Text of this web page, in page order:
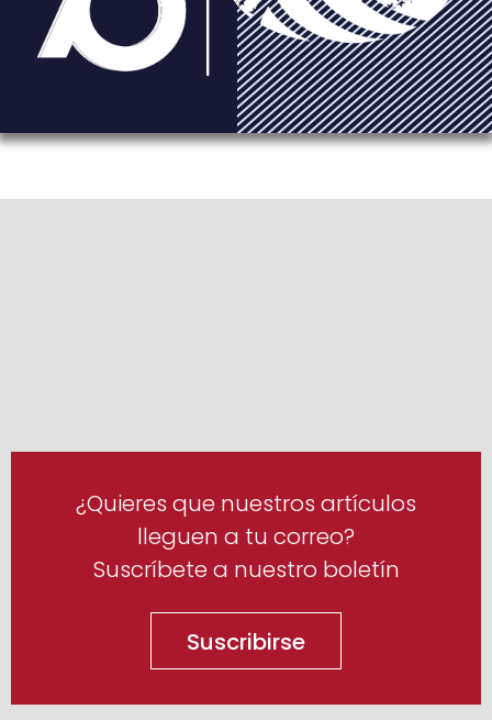
¿Quieres que nuestros artículos
lleguen a tu correo?
Suscríbete a nuestro boletín
Suscribirse